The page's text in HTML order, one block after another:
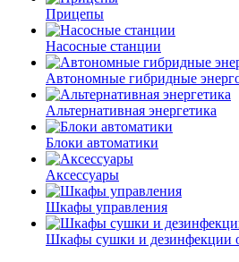
Прицепы
Насосные станции
Автономные гибридные
Альтернативная энергетика
Блоки автоматики
Аксессуары
Шкафы управления
Шкафы сушки и дезинфекции